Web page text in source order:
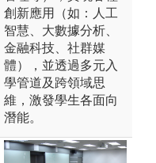
創新應用（如：人工
智慧、大數據分析、
金融科技、社群媒
體），並透過多元入
學管道及跨領域思
維，激發學生各面向
潛能。